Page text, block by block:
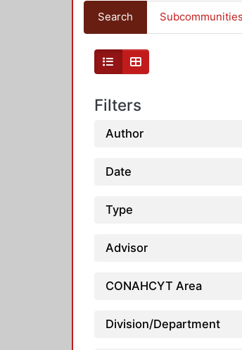
Search
Filters
Author
Date
Type
Advisor
CONAHCYT Area
Division/Department